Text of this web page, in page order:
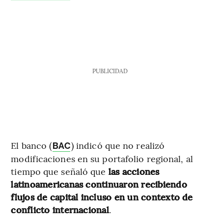
PUBLICIDAD
El banco (BAC) indicó que no realizó
modificaciones en su portafolio regional, al
tiempo que señaló que las acciones
latinoamericanas continuaron recibiendo
flujos de capital incluso en un contexto de
conflicto internacional.